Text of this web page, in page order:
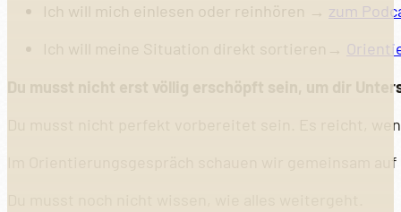
Ich will mich einlesen oder reinhören → zum
Du musst nicht erst völlig erschöpft sein, um dir
Du musst nicht perfekt vorbereitet sein. Es reicht,
Im Orientierungsgespräch schauen wir gemeinsam